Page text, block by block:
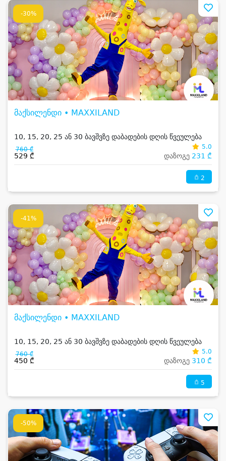
-30%
მაქსილენდი • MAXXILAND
10, 15, 20, 25 ან 30 ბავშვზე დაბადების დღის წვეულება
760 ₾
529 ₾
5.0
დაზოგე 231 ₾
2
-41%
მაქსილენდი • MAXXILAND
10, 15, 20, 25 ან 30 ბავშვზე დაბადების დღის წვეულება
760 ₾
450 ₾
5.0
დაზოგე 310 ₾
5
-50%